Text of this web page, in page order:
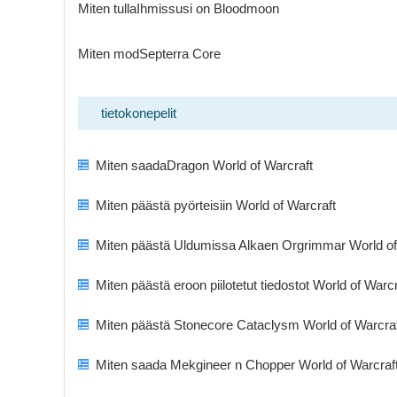
Miten tullaIhmissusi on Bloodmoon
Miten modSepterra Core
tietokonepelit
Miten saadaDragon World of Warcraft
Miten päästä pyörteisiin World of Warcraft
Miten päästä Uldumissa Alkaen Orgrimmar World
Miten päästä eroon piilotetut tiedostot World of
Miten päästä Stonecore Cataclysm World of
Miten saada Mekgineer n Chopper World of